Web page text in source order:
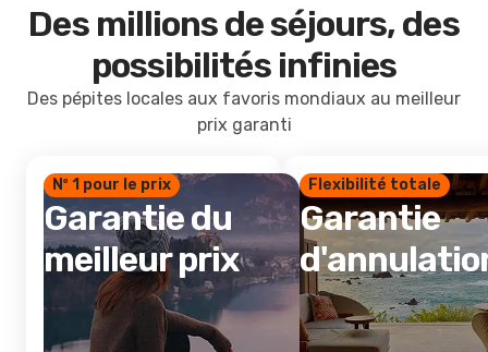
Des millions de séjours, des
possibilités infinies
Des pépites locales aux favoris mondiaux au meilleur
prix garanti
Nº 1 pour le prix
Garantie du
meilleur prix
Flexibilité totale
Garantie